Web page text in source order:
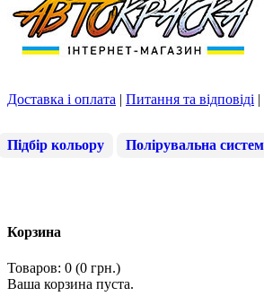
Доставка і оплата | Питання та відповіді |
Підбір кольору Полірувальна
Корзина
Товаров: 0 (0 грн.)
Ваша корзина пуста.